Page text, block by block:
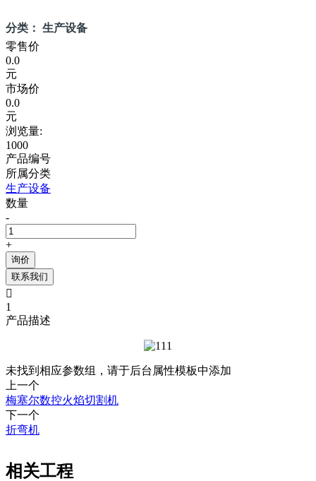
分类： 生产设备
零售价
0.0
元
市场价
0.0
元
浏览量:
1000
产品编号
所属分类
生产设备
数量
-
+
询价
联系我们

1
产品描述
未找到相应参数组，请于后台属性模板中添加
上一个
梅塞尔数控火焰切割机
下一个
折弯机
相关工程